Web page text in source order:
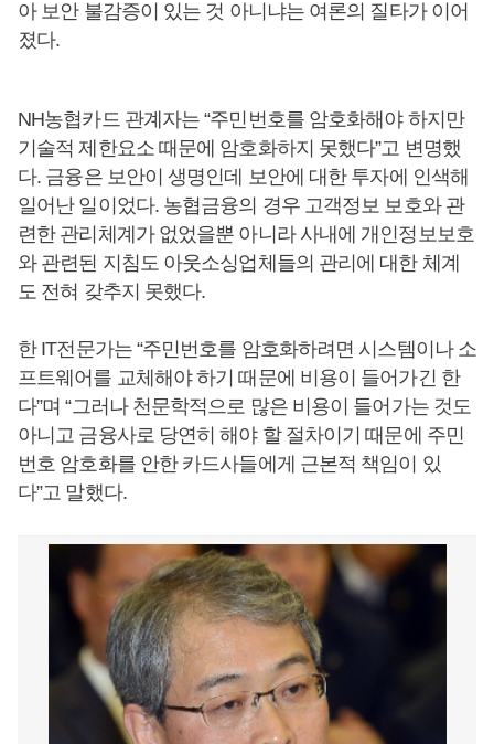
아 보안 불감증이 있는 것 아니냐는 여론의 질타가 이어
졌다.
NH농협카드 관계자는 “주민번호를 암호화해야 하지만
기술적 제한요소 때문에 암호화하지 못했다”고 변명했
다. 금융은 보안이 생명인데 보안에 대한 투자에 인색해
일어난 일이었다. 농협금융의 경우 고객정보 보호와 관
련한 관리체계가 없었을뿐 아니라 사내에 개인정보보호
와 관련된 지침도 아웃소싱업체들의 관리에 대한 체계
도 전혀 갖추지 못했다.
한 IT전문가는 “주민번호를 암호화하려면 시스템이나 소
프트웨어를 교체해야 하기 때문에 비용이 들어가긴 한
다”며 “그러나 천문학적으로 많은 비용이 들어가는 것도
아니고 금융사로 당연히 해야 할 절차이기 때문에 주민
번호 암호화를 안한 카드사들에게 근본적 책임이 있
다”고 말했다.